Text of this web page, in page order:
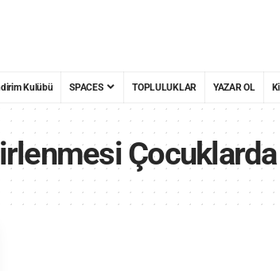
Kulübü SPACES TOPLULUKLAR YAZAR OL
Çocuklarda